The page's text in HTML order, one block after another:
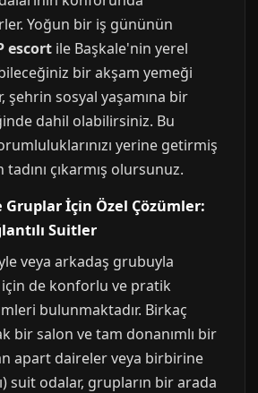
Yoğun bir iş gününün
escort ile Başkale'nin yerel
bir akşam yemeği
şehrin sosyal yaşamına bir
dahil olabilirsiniz. Bu
yerine getirmiş
çıkarmış olursunuz.
Gruplar İçin Özel Çözümler:
Suitler
veya arkadaş grubuyla
de konforlu ve pratik
bulunmaktadır. Birkaç
bir salon ve tam donanımlı bir
apart daireler veya birbirine
suit odalar, grupların bir arada